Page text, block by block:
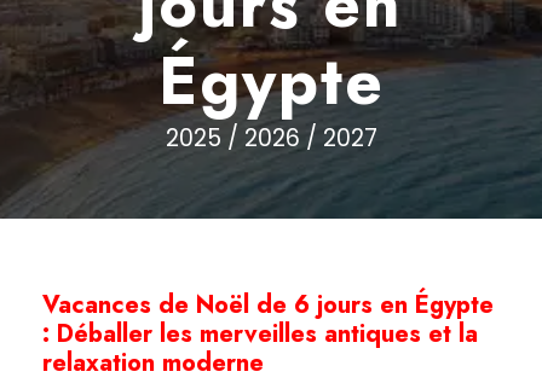
Égypte
2025 / 2026 / 2027
Vacances de Noël de 6 jours en Égypte
: Déballer les merveilles antiques et la
relaxation moderne